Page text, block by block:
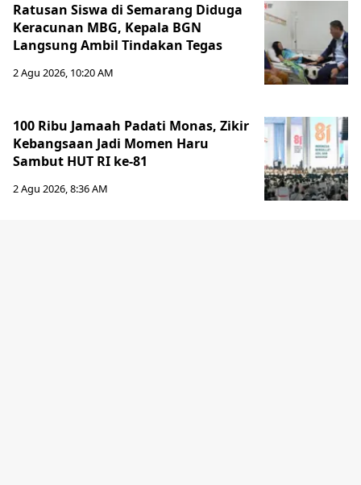
Ratusan Siswa di Semarang Diduga
Keracunan MBG, Kepala BGN
Langsung Ambil Tindakan Tegas
2 Agu 2026, 10:20 AM
100 Ribu Jamaah Padati Monas, Zikir
Kebangsaan Jadi Momen Haru
Sambut HUT RI ke-81
2 Agu 2026, 8:36 AM